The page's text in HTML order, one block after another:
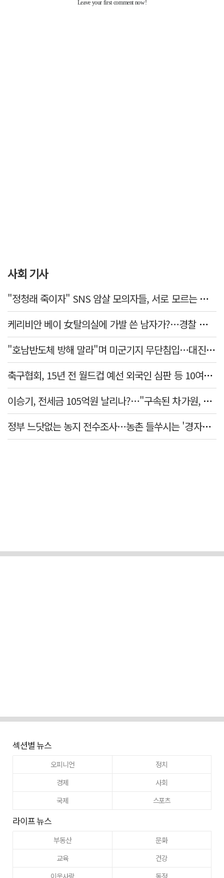
사회 기사
"정청래 죽이자" SNS 암살 모의자들, 서로 모르는 사이였다…檢송치
케리비안 베이 女탈의실에 가발 쓴 남자가?…경찰 추적 중
"호남반도체 방해 말라"며 미군기지 무단침입…대진연 회원 3명 '구속'
축구협회, 15년 전 월드컵 예선 외국인 심판 등 10여명에 '성 접대'
이승기, 전세금 105억원 날리나?…"구속된 차가원, 형사 범죄 영역"
정부 느닷없는 농지 전수조사…농촌 들쑤시는 '경자유전'의 칼날
섹션별 뉴스
오피니언
정치
경제
사회
국제
스포츠
라이프 뉴스
부동산
문화
교육
건강